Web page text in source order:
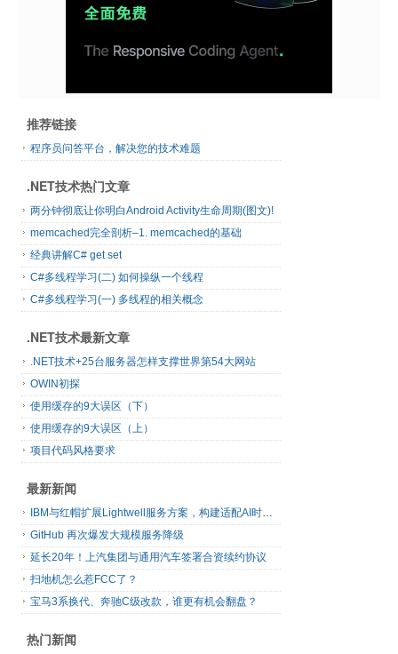
推荐链接
程序员问答平台，解决您的技术难题
.NET技术热门文章
两分钟彻底让你明白Android Activity生命周期(图文)!
memcached完全剖析–1. memcached的基础
经典讲解C# get set
C#多线程学习(二) 如何操纵一个线程
C#多线程学习(一) 多线程的相关概念
.NET技术最新文章
.NET技术+25台服务器怎样支撑世界第54大网站
OWIN初探
使用缓存的9大误区（下）
使用缓存的9大误区（上）
项目代码风格要求
最新新闻
IBM与红帽扩展Lightwell服务方案，构建适配AI时代开源生态的可信基础设施
GitHub 再次爆发大规模服务降级
延长20年！上汽集团与通用汽车签署合资续约协议
扫地机怎么惹FCC了？
宝马3系换代、奔驰C级改款，谁更有机会翻盘？
热门新闻